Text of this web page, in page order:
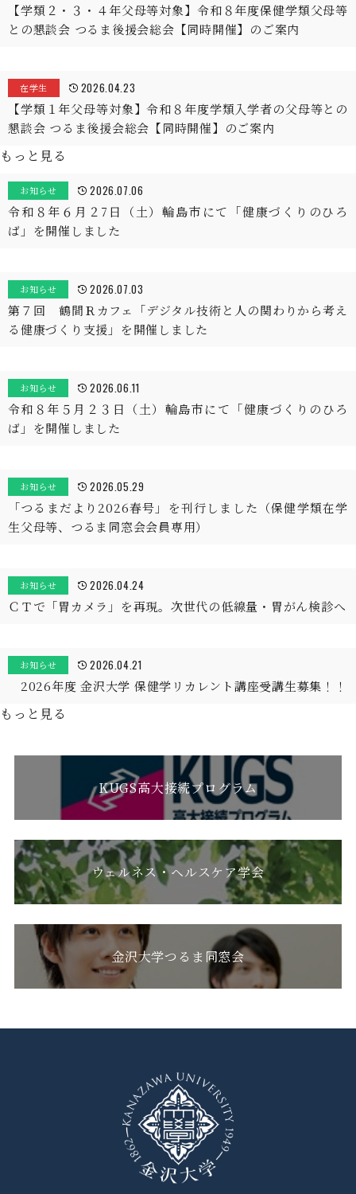
【学類２・３・４年父母等対象】令和８年度保健学類父母等
との懇談会 つるま後援会総会【同時開催】のご案内
在学生 2026.04.23
【学類１年父母等対象】令和８年度学類入学者の父母等との
懇談会 つるま後援会総会【同時開催】のご案内
もっと見る
お知らせ 2026.07.06
令和８年６月２7日（土）輪島市にて「健康づくりのひろ
ば」を開催しました
お知らせ 2026.07.03
第７回 鶴間Ｒカフェ「デジタル技術と人の関わりから考え
る健康づくり支援」を開催しました
お知らせ 2026.06.11
令和８年５月２３日（土）輪島市にて「健康づくりのひろ
ば」を開催しました
お知らせ 2026.05.29
「つるまだより2026春号」を刊行しました（保健学類在学
生父母等、つるま同窓会会員専用）
お知らせ 2026.04.24
ＣＴで「胃カメラ」を再現。次世代の低線量・胃がん検診へ
お知らせ 2026.04.21
2026年度 金沢大学 保健学リカレント講座受講生募集！！
もっと見る
KUGS高大接続プログラム
ウェルネス・ヘルスケア学会
金沢大学つるま同窓会